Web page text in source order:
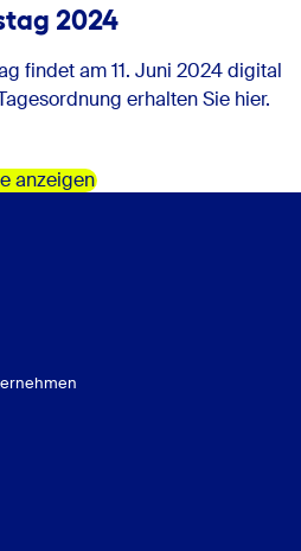
2024
findet am 11. Juni 2024 digital
erhalten Sie hier.
anzeigen